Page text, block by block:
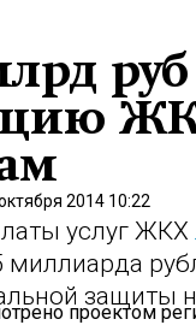
2014 10:22
услуг ЖКХ
миллиарда
защиты
проектом